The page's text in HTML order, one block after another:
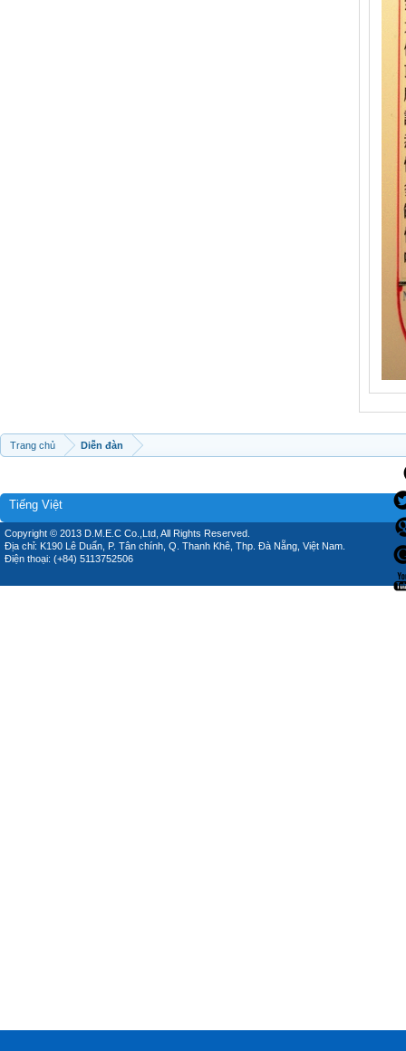
Trang chủ Diễn đàn
Tiếng Việt
Copyright © 2013 D.M.E.C Co.,Ltd, All Rights Reserved.
Địa chỉ: K190 Lê Duẩn, P. Tân chính, Q. Thanh Khê, Thp. Đà Nẵng, Việt Nam.
Điện thoại: (+84) 5113752506